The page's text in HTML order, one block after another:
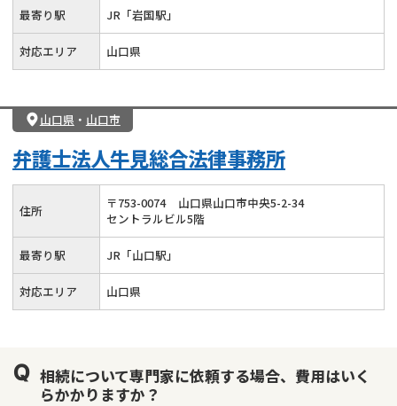
最寄り駅 JR「岩国駅」
対応エリア 山口県
山口県 ・ 山口市
弁護士法人牛見総合法律事務所
住所 〒753-0074
山口県山口市中央5-2-34
セントラルビル5階
最寄り駅 JR「山口駅」
対応エリア 山口県
相続について専門家に依頼する場合、費用はいく
らかかりますか？